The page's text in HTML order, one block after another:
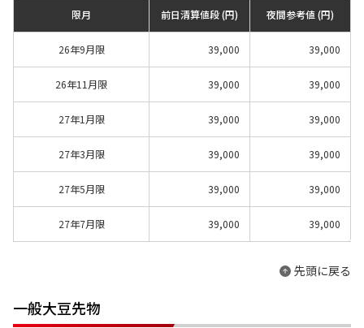
限月 前日清算値段 (円) 夜間参考値 (円)
26年9月限 39,000 39,000
26年11月限 39,000 39,000
27年1月限 39,000 39,000
27年3月限 39,000 39,000
27年5月限 39,000 39,000
27年7月限 39,000 39,000
先頭に戻る
一般大豆先物